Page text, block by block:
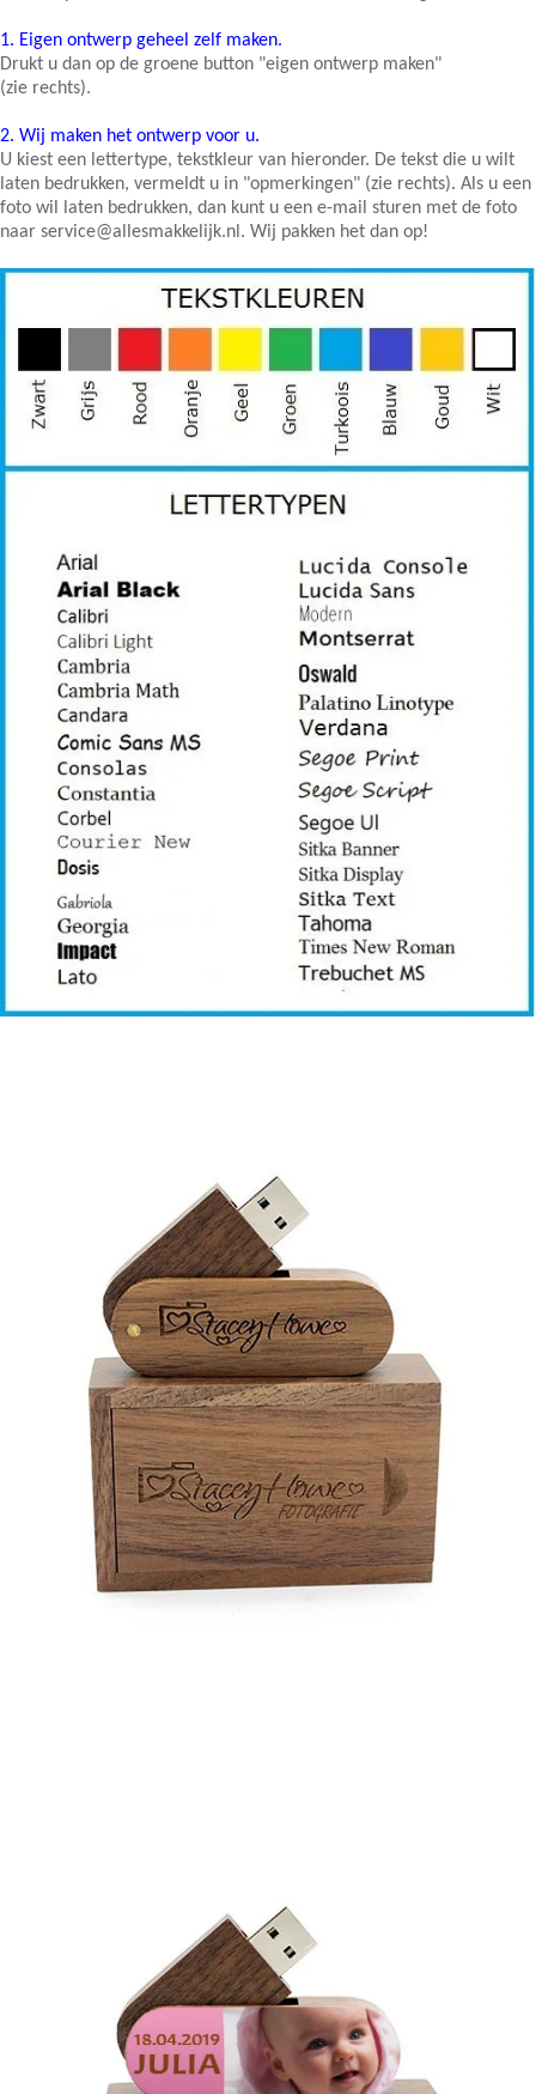
1. Eigen ontwerp geheel zelf maken.
Drukt u dan op de groene button "eigen ontwerp maken"
(zie rechts).
2. Wij maken het ontwerp voor u.
U kiest een lettertype, tekstkleur van hieronder. De tekst die u wilt
laten bedrukken, vermeldt u in "opmerkingen" (zie rechts). Als u een
foto wil laten bedrukken, dan kunt u een e-mail sturen met de foto
naar service@allesmakkelijk.nl. Wij pakken het dan op!